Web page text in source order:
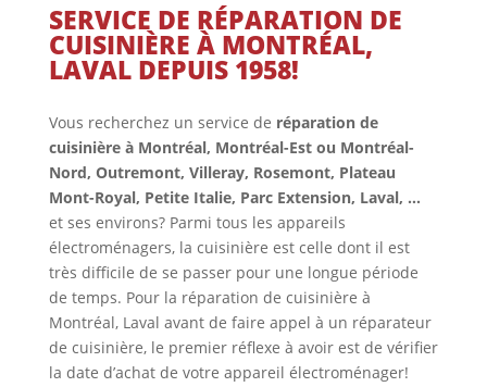
SERVICE DE RÉPARATION DE
CUISINIÈRE À MONTRÉAL,
LAVAL DEPUIS 1958!
Vous recherchez un service de réparation de
cuisinière à Montréal, Montréal-Est ou Montréal-
Nord, Outremont, Villeray, Rosemont, Plateau
Mont-Royal, Petite Italie, Parc Extension, Laval, …
et ses environs? Parmi tous les appareils
électroménagers, la cuisinière est celle dont il est
très difficile de se passer pour une longue période
de temps. Pour la réparation de cuisinière à
Montréal, Laval avant de faire appel à un réparateur
de cuisinière, le premier réflexe à avoir est de vérifier
la date d’achat de votre appareil électroménager!